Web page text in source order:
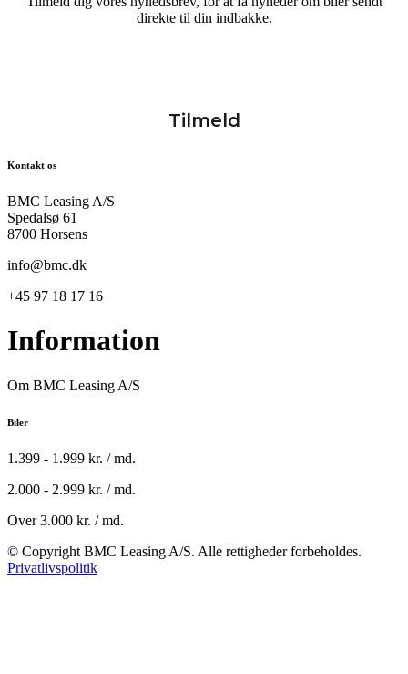
direkte til din indbakke.
Kontakt os
BMC Leasing A/S
Spedalsø 61
8700 Horsens
info@bmc.dk
+45 97 18 17 16
Information
Om BMC Leasing A/S
Biler
1.399 - 1.999 kr. / md.
2.000 - 2.999 kr. / md.
Over 3.000 kr. / md.
© Copyright BMC Leasing A/S. Alle rettigheder forbeholdes.
Privatlivspolitik